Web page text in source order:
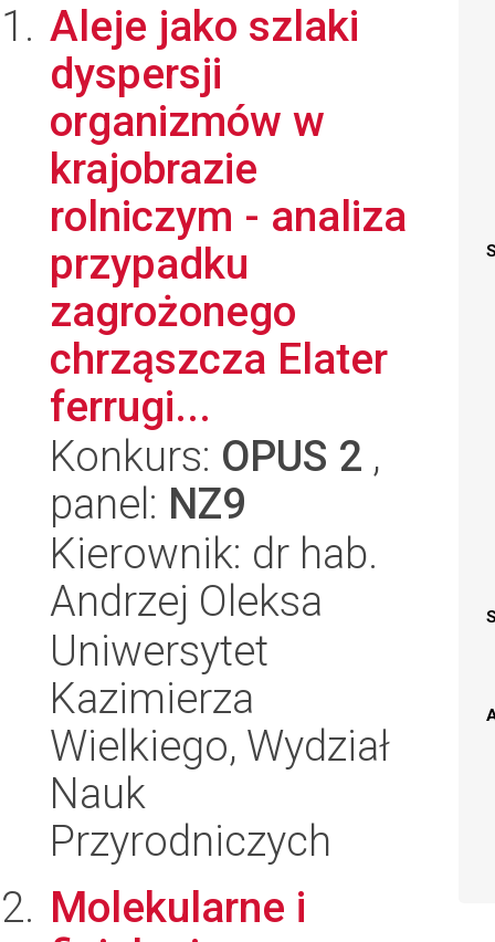
Aleje jako szlaki
dyspersji
organizmów w
krajobrazie
rolniczym - analiza
przypadku
zagrożonego
chrząszcza Elater
ferrugi...
Konkurs: OPUS 2 ,
panel: NZ9
Kierownik: dr hab.
Andrzej Oleksa
Uniwersytet
Kazimierza
Wielkiego, Wydział
Nauk
Przyrodniczych
Molekularne i